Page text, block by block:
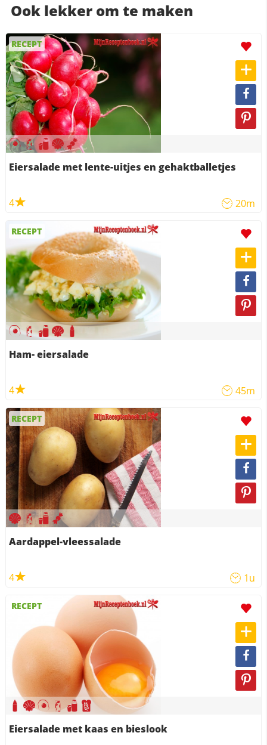
Ook lekker om te maken
RECEPT
Eiersalade met lente-uitjes en gehaktballetjes
4 20m
RECEPT
Ham- eiersalade
4 45m
RECEPT
Aardappel-vleessalade
4 1u
RECEPT
Eiersalade met kaas en bieslook